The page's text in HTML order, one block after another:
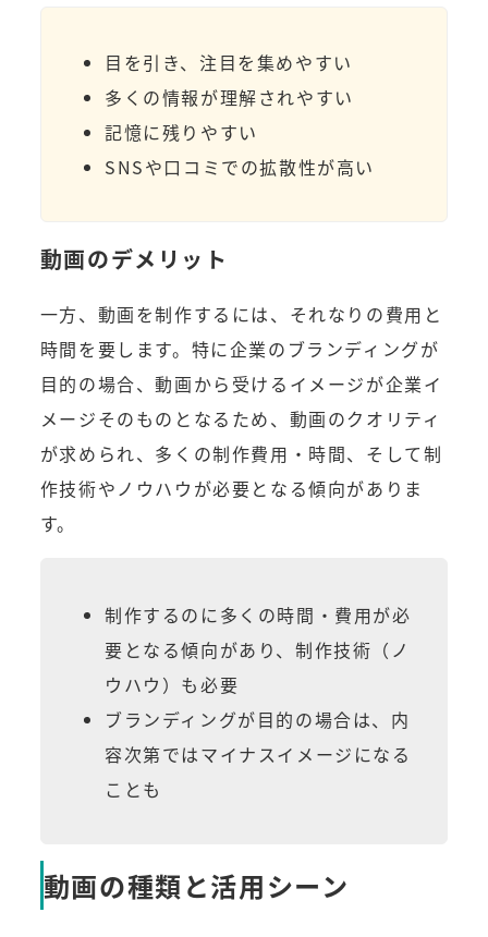
目を引き、注目を集めやすい
多くの情報が理解されやすい
記憶に残りやすい
SNSや口コミでの拡散性が高い
動画のデメリット
一方、動画を制作するには、それなりの費用と
時間を要します。特に企業のブランディングが
目的の場合、動画から受けるイメージが企業イ
メージそのものとなるため、動画のクオリティ
が求められ、多くの制作費用・時間、そして制
作技術やノウハウが必要となる傾向がありま
す。
制作するのに多くの時間・費用が必
要となる傾向があり、制作技術（ノ
ウハウ）も必要
ブランディングが目的の場合は、内
容次第ではマイナスイメージになる
ことも
動画の種類と活用シーン